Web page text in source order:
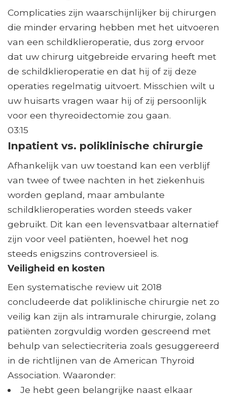
Complicaties zijn waarschijnlijker bij chirurgen
die minder ervaring hebben met het uitvoeren
van een schildklieroperatie, dus zorg ervoor
dat uw chirurg uitgebreide ervaring heeft met
de schildklieroperatie en dat hij of zij deze
operaties regelmatig uitvoert. Misschien wilt u
uw huisarts vragen waar hij of zij persoonlijk
voor een thyreoïdectomie zou gaan.
03:15
Inpatient vs. poliklinische chirurgie
Afhankelijk van uw toestand kan een verblijf
van twee of twee nachten in het ziekenhuis
worden gepland, maar ambulante
schildklieroperaties worden steeds vaker
gebruikt. Dit kan een levensvatbaar alternatief
zijn voor veel patiënten, hoewel het nog
steeds enigszins controversieel is.
Veiligheid en kosten
Een systematische review uit 2018
concludeerde dat poliklinische chirurgie net zo
veilig kan zijn als intramurale chirurgie, zolang
patiënten zorgvuldig worden gescreend met
behulp van selectiecriteria zoals gesuggereerd
in de richtlijnen van de American Thyroid
Association. Waaronder:
Je hebt geen belangrijke naast elkaar